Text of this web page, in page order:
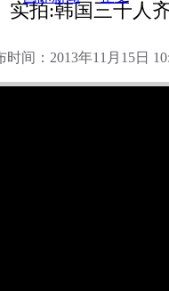
实拍:韩国三千人
时间：2013年11月15日